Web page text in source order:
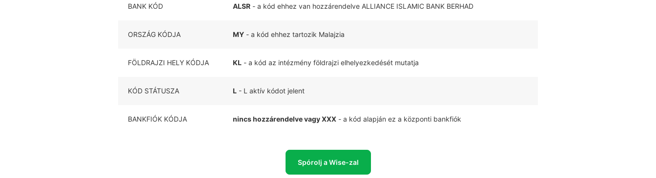
BANK KÓD ALSR - a kód ehhez van hozzárendelve ALLIANCE ISLAMIC BANK BERHAD
ORSZÁG KÓDJA MY - a kód ehhez tartozik Malajzia
FÖLDRAJZI HELY KÓDJA KL - a kód az intézmény földrajzi elhelyezkedését mutatja
KÓD STÁTUSZA L - L aktív kódot jelent
BANKFIÓK KÓDJA nincs hozzárendelve vagy XXX - a kód alapján ez a központi bankfiók
Spórolj a Wise-zal